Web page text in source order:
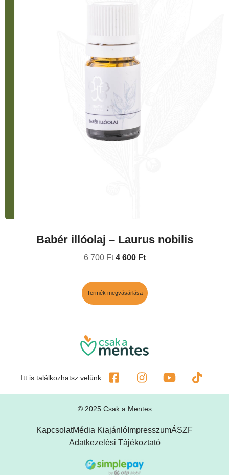
Babér illóolaj – Laurus nobilis
6 700Ft 4 600 Ft
Termék megvásárlása
Itt is találkozhatsz velünk:
© 2025 Csak a Mentes
KapcsolatMédia Kiajánló ImpresszumÁSZF
Adatkezelési Tájékoztató